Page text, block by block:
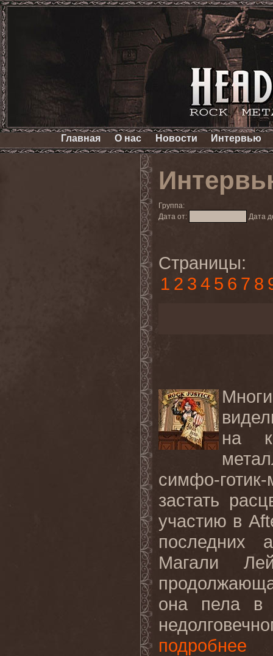
Главная О нас Новости Интервью
Группа:
Дата от:
Дата
Страницы:
1 2 3 4 5 6 7 8
на
симфо-
застать
участию в
последних
Магали
она пела в
подробнее